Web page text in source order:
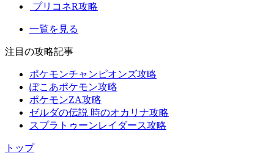
プリコネR攻略
一覧を見る
注目の攻略記事
ポケモンチャンピオンズ攻略
ぽこあポケモン攻略
ポケモンZA攻略
ゼルダの伝説 時のオカリナ攻略
スプラトゥーンレイダース攻略
トップ